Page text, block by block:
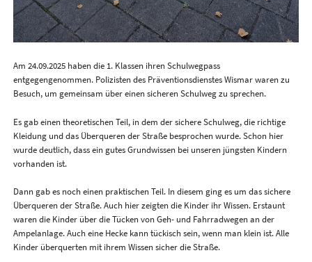
Am 24.09.2025 haben die 1. Klassen ihren Schulwegpass
entgegengenommen. Polizisten des Präventionsdienstes Wismar waren zu
Besuch, um gemeinsam über einen sicheren Schulweg zu sprechen.
Es gab einen theoretischen Teil, in dem der sichere Schulweg, die richtige
Kleidung und das Überqueren der Straße besprochen wurde. Schon hier
wurde deutlich, dass ein gutes Grundwissen bei unseren jüngsten Kindern
vorhanden ist.
Dann gab es noch einen praktischen Teil. In diesem ging es um das sichere
Überqueren der Straße. Auch hier zeigten die Kinder ihr Wissen. Erstaunt
waren die Kinder über die Tücken von Geh- und Fahrradwegen an der
Ampelanlage. Auch eine Hecke kann tückisch sein, wenn man klein ist. Alle
Kinder überquerten mit ihrem Wissen sicher die Straße.